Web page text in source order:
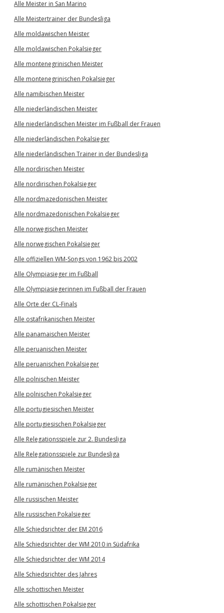
Alle Meister in San Marino
Alle Meistertrainer der Bundesliga
Alle moldawischen Meister
Alle moldawischen Pokalsieger
Alle montenegrinischen Meister
Alle montenegrinischen Pokalsieger
Alle namibischen Meister
Alle niederländischen Meister
Alle niederländischen Meister im Fußball der Frauen
Alle niederländischen Pokalsieger
Alle niederländischen Trainer in der Bundesliga
Alle nordirischen Meister
Alle nordirischen Pokalsieger
Alle nordmazedonischen Meister
Alle nordmazedonischen Pokalsieger
Alle norwegischen Meister
Alle norwegischen Pokalsieger
Alle offiziellen WM-Songs von 1962 bis 2002
Alle Olympiasieger im Fußball
Alle Olympiasiegerinnen im Fußball der Frauen
Alle Orte der CL-Finals
Alle ostafrikanischen Meister
Alle panamaischen Meister
Alle peruanischen Meister
Alle peruanischen Pokalsieger
Alle polnischen Meister
Alle polnischen Pokalsieger
Alle portugiesischen Meister
Alle portugiesischen Pokalsieger
Alle Relegationsspiele zur 2. Bundesliga
Alle Relegationsspiele zur Bundesliga
Alle rumänischen Meister
Alle rumänischen Pokalsieger
Alle russischen Meister
Alle russischen Pokalsieger
Alle Schiedsrichter der EM 2016
Alle Schiedsrichter der WM 2010 in Südafrika
Alle Schiedsrichter der WM 2014
Alle Schiedsrichter des Jahres
Alle schottischen Meister
Alle schottischen Pokalsieger